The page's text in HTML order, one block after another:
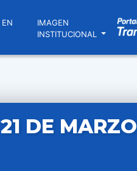
EN
IMAGEN
INSTITUCIONAL
DE MARZO